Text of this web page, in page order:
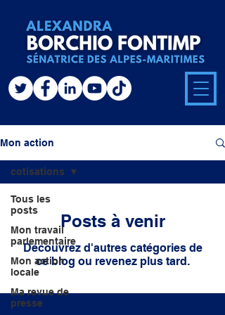
Mon action
Tous les
posts
Mon travail
parlementaire
Mon action
locale
Ma revue de
presse
cotisations
Posts à venir
Découvrez d'autres catégories de
ce blog ou revenez plus tard.